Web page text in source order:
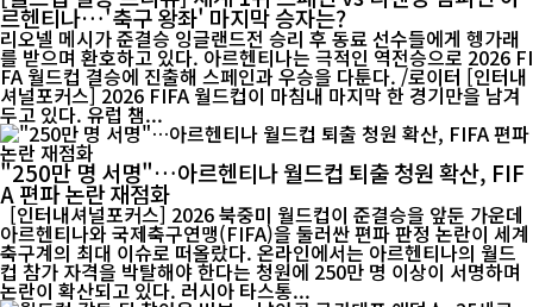
르헨티나…'축구 왕좌' 마지막 승자는?
리오넬 메시가 준결승 잉글랜드전 승리 후 동료 선수들에게 헹가래
를 받으며 환호하고 있다. 아르헨티나는 극적인 역전승으로 2026 FI
FA 월드컵 결승에 진출해 스페인과 우승을 다툰다. /로이터 [인터내
셔널포커스] 2026 FIFA 월드컵이 마침내 마지막 한 경기만을 남겨
두고 있다. 유럽 챔...
"250만 명 서명"…아르헨티나 월드컵 퇴출 청원 확산, FIF
A 편파 논란 재점화
[인터내셔널포커스] 2026 북중미 월드컵이 준결승을 앞둔 가운데
아르헨티나와 국제축구연맹(FIFA)을 둘러싼 편파 판정 논란이 세계
축구계의 최대 이슈로 떠올랐다. 온라인에서는 아르헨티나의 월드
컵 참가 자격을 박탈해야 한다는 청원에 250만 명 이상이 서명하며
논란이 확산되고 있다. 러시아 타스통...